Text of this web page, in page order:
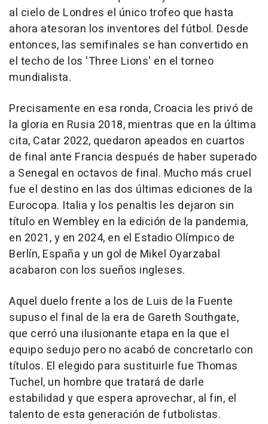
al cielo de Londres el único trofeo que hasta
ahora atesoran los inventores del fútbol. Desde
entonces, las semifinales se han convertido en
el techo de los 'Three Lions' en el torneo
mundialista.
Precisamente en esa ronda, Croacia les privó de
la gloria en Rusia 2018, mientras que en la última
cita, Catar 2022, quedaron apeados en cuartos
de final ante Francia después de haber superado
a Senegal en octavos de final. Mucho más cruel
fue el destino en las dos últimas ediciones de la
Eurocopa. Italia y los penaltis les dejaron sin
título en Wembley en la edición de la pandemia,
en 2021, y en 2024, en el Estadio Olímpico de
Berlín, España y un gol de Mikel Oyarzabal
acabaron con los sueños ingleses.
Aquel duelo frente a los de Luis de la Fuente
supuso el final de la era de Gareth Southgate,
que cerró una ilusionante etapa en la que el
equipo sedujo pero no acabó de concretarlo con
títulos. El elegido para sustituirle fue Thomas
Tuchel, un hombre que tratará de darle
estabilidad y que espera aprovechar, al fin, el
talento de esta generación de futbolistas.